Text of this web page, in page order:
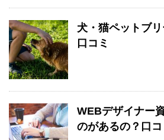
犬・猫ペットブ
口コミ
WEBデザイナー
のがあるの？口コ